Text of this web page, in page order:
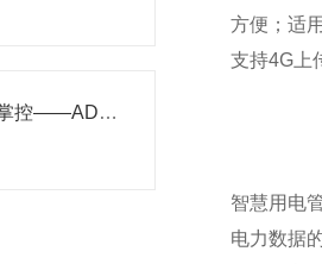
柔性测量，精准掌控——ADW300配套罗氏线圈
方便；适
支持4G上
智慧用电
电力数据